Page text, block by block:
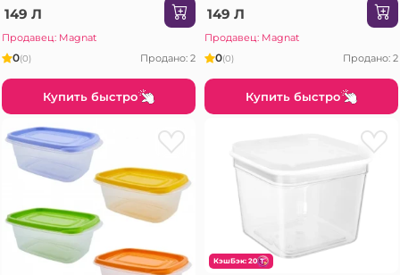
149 Л
Продавец: Magnat
0(0) Продано: 2
Купить быстро
149 Л
Продавец: Magnat
0(0) Продано: 2
Купить быстро
КэшБэк: 20